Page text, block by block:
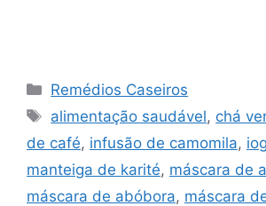
Categories
Remédios Caseiros
Tags
alimentação saudável, chá
de café, infusão de camomila,
manteiga de karité, máscara de
máscara de abóbora, máscara